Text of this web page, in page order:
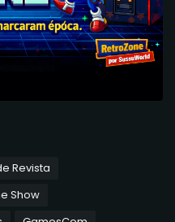
Revista
Show